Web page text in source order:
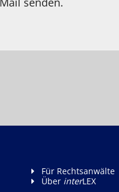
Für Rechtsanwälte
Über interLEX